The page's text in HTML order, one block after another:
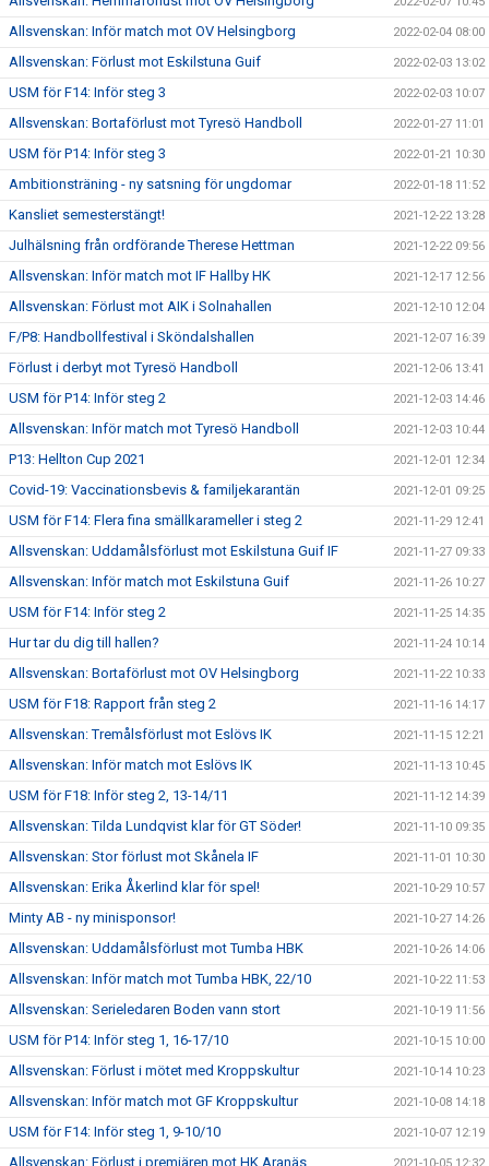
Allsvenskan: Inför match mot OV Helsingborg 2022-02-04 08:00
Allsvenskan: Förlust mot Eskilstuna Guif 2022-02-03 13:02
USM för F14: Inför steg 3 2022-02-03 10:07
Allsvenskan: Bortaförlust mot Tyresö Handboll 2022-01-27 11:01
USM för P14: Inför steg 3 2022-01-21 10:30
Ambitionsträning - ny satsning för ungdomar 2022-01-18 11:52
Kansliet semesterstängt! 2021-12-22 13:28
Julhälsning från ordförande Therese Hettman 2021-12-22 09:56
Allsvenskan: Inför match mot IF Hallby HK 2021-12-17 12:56
Allsvenskan: Förlust mot AIK i Solnahallen 2021-12-10 12:04
F/P8: Handbollfestival i Sköndalshallen 2021-12-07 16:39
Förlust i derbyt mot Tyresö Handboll 2021-12-06 13:41
USM för P14: Inför steg 2 2021-12-03 14:46
Allsvenskan: Inför match mot Tyresö Handboll 2021-12-03 10:44
P13: Hellton Cup 2021 2021-12-01 12:34
Covid-19: Vaccinationsbevis & familjekarantän 2021-12-01 09:25
USM för F14: Flera fina smällkarameller i steg 2 2021-11-29 12:41
Allsvenskan: Uddamålsförlust mot Eskilstuna Guif IF 2021-11-27 09:33
Allsvenskan: Inför match mot Eskilstuna Guif 2021-11-26 10:27
USM för F14: Inför steg 2 2021-11-25 14:35
Hur tar du dig till hallen? 2021-11-24 10:14
Allsvenskan: Bortaförlust mot OV Helsingborg 2021-11-22 10:33
USM för F18: Rapport från steg 2 2021-11-16 14:17
Allsvenskan: Tremålsförlust mot Eslövs IK 2021-11-15 12:21
Allsvenskan: Inför match mot Eslövs IK 2021-11-13 10:45
USM för F18: Inför steg 2, 13-14/11 2021-11-12 14:39
Allsvenskan: Tilda Lundqvist klar för GT Söder! 2021-11-10 09:35
Allsvenskan: Stor förlust mot Skånela IF 2021-11-01 10:30
Allsvenskan: Erika Åkerlind klar för spel! 2021-10-29 10:57
Minty AB - ny minisponsor! 2021-10-27 14:26
Allsvenskan: Uddamålsförlust mot Tumba HBK 2021-10-26 14:06
Allsvenskan: Inför match mot Tumba HBK, 22/10 2021-10-22 11:53
Allsvenskan: Serieledaren Boden vann stort 2021-10-19 11:56
USM för P14: Inför steg 1, 16-17/10 2021-10-15 10:00
Allsvenskan: Förlust i mötet med Kroppskultur 2021-10-14 10:23
Allsvenskan: Inför match mot GF Kroppskultur 2021-10-08 14:18
USM för F14: Inför steg 1, 9-10/10 2021-10-07 12:19
Allsvenskan: Förlust i premiären mot HK Aranäs